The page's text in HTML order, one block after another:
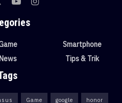
News
Smartphone
Tips & Trik
Game google honor